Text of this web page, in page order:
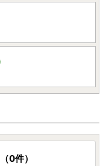
（0件）